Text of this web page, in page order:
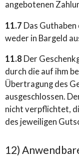
angebotenen
11.7 Das
weder in Bargeld
11.8 Der
durch die auf ihm
Übertragung des
ausgeschlossen.
nicht verpflichtet,
des jeweiligen
12)